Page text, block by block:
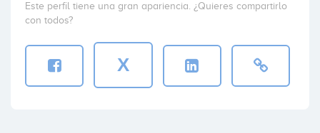
Este perfil tiene una gran apariencia. ¿Quieres compartirlo
con todos?
X